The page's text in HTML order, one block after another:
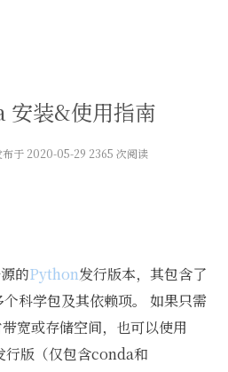
安装&使用指南
布于 2020-05-29 2365 次阅读
的Python发行版本，其包含了
科学包及其依赖项。 如果只需
宽或存储空间，也可以使用
行版（仅包含conda和